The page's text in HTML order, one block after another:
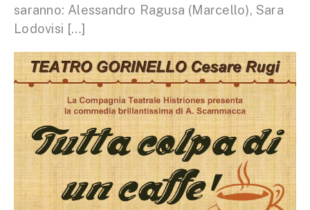
saranno: Alessandro Ragusa (Marcello), Sara
Lodovisi […]